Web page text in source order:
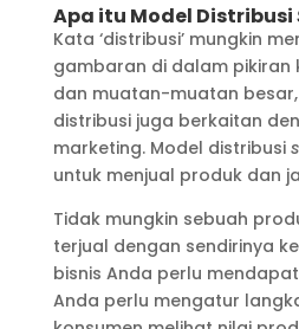
Apa itu Model Distribusi
Kata ‘distribusi’ mungkin
gambaran di dalam pikiran
dan muatan-muatan
distribusi juga berkaitan
marketing. Model distribusi
untuk menjual produk dan
Tidak mungkin sebuah
terjual dengan sendirinya
bisnis Anda perlu
Anda perlu mengatur